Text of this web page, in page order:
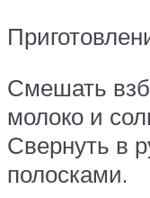
Смешать
молоко и
Свернуть в
полосками.